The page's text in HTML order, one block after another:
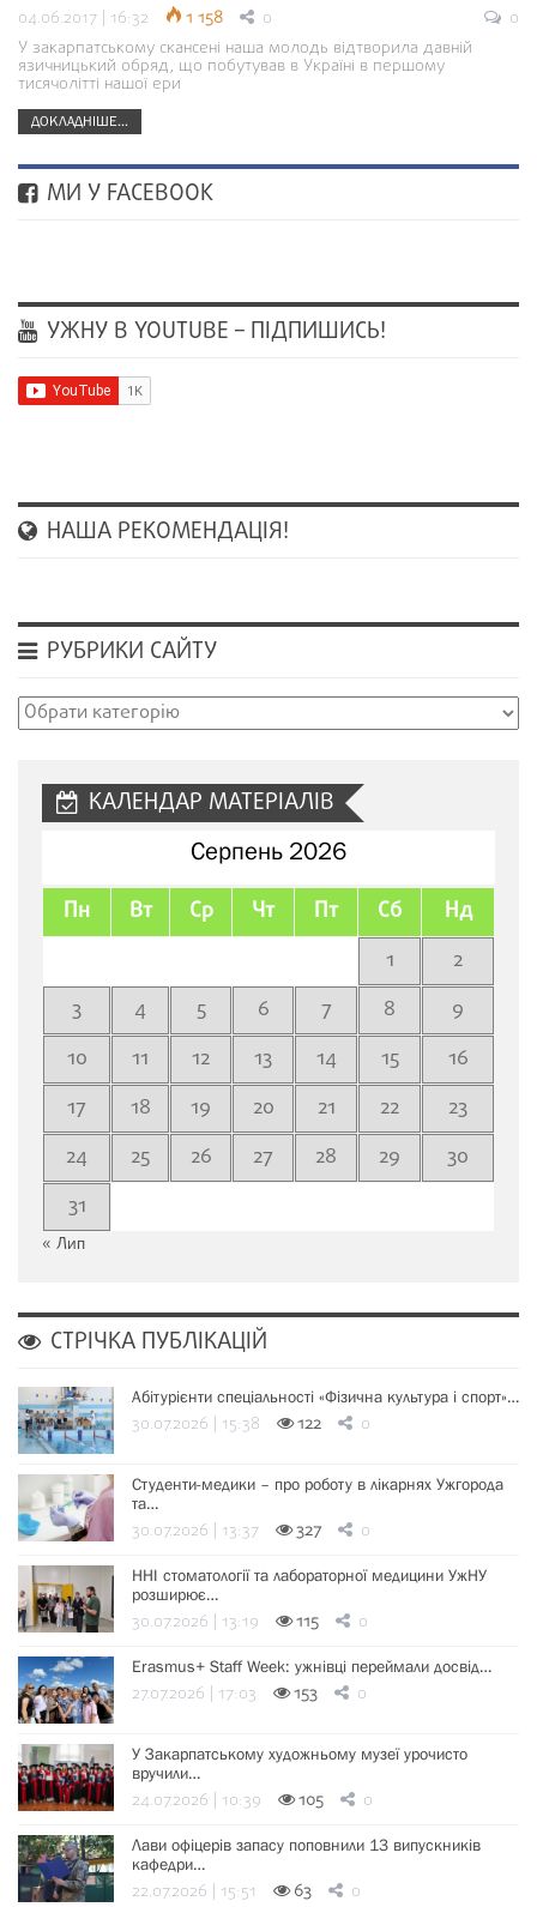
04.06.2017 | 16:32 1 158 0
0
У закарпатському скансені наша молодь відтворила давній
язичницький обряд, що побутував в Україні в першому
тисячолітті нашої ери
ДОКЛАДНІШЕ...
МИ У FACEBOOK
УЖНУ В YOUTUBE – ПІДПИШИСЬ!
НАША РЕКОМЕНДАЦІЯ!
РУБРИКИ САЙТУ
Рубрики
КАЛЕНДАР МАТЕРІАЛІВ
Серпень 2026
Пн Вт Ср Чт Пт Сб Нд
1
2
3
4 5 6 7 8
9
10
11 12 13 14 15
16
17
18 19 20 21 22
23
24
25 26 27 28 29
30
31
« Лип
СТРІЧКА ПУБЛІКАЦІЙ
Абітурієнти спеціальності «Фізична культура і спорт»…
30.07.2026 | 15:38 122 0
Студенти-медики – про роботу в лікарнях Ужгорода
та…
30.07.2026 | 13:37 327 0
ННІ стоматології та лабораторної медицини УжНУ
розширює…
30.07.2026 | 13:19 115 0
Erasmus+ Staff Week: ужнівці переймали досвід…
27.07.2026 | 17:03 153 0
У Закарпатському художньому музеї урочисто
вручили…
24.07.2026 | 10:39 105 0
Лави офіцерів запасу поповнили 13 випускників
кафедри…
22.07.2026 | 15:51 63 0